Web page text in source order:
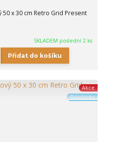
x 30 cm Retro Grid Present
SKLADEM poslední 2 ks
Přidat do košíku
Akce
Skladovky